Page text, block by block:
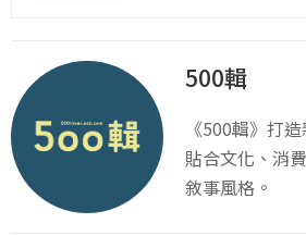
500輯
《500輯》打
貼合文化、消
敘事風格。